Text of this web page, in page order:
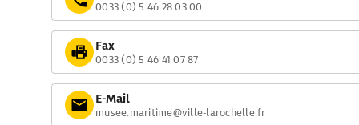
0033 (0) 5 46 28 03 00
Fax
0033 (0) 5 46 41 07 87
E-Mail
musee.maritime@ville-larochelle.fr